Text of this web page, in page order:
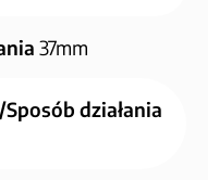
37mm
działania